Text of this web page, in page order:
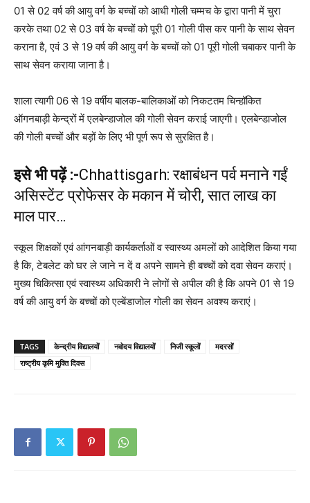
01 से 02 वर्ष की आयु वर्ग के बच्चों को आधी गोली चम्मच के द्वारा पानी में चुरा
करके तथा 02 से 03 वर्ष के बच्चों को पूरी 01 गोली पीस कर पानी के साथ सेवन
कराना है, एवं 3 से 19 वर्ष की आयु वर्ग के बच्चों को 01 पूरी गोली चबाकर पानी के
साथ सेवन कराया जाना है।
शाला त्यागी 06 से 19 वर्षीय बालक-बालिकाओं को निकटतम चिन्हॉकित
ऑगनबाड़ी केन्द्रों में एलबेन्डाजोल की गोली सेवन कराई जाएगी। एलबेन्डाजोल
की गोली बच्चों और बड़ों के लिए भी पूर्ण रूप से सुरक्षित है।
इसे भी पढ़ें :-Chhattisgarh: रक्षाबंधन पर्व मनाने गईं
असिस्टेंट प्रोफेसर के मकान में चोरी, सात लाख का
माल पार…
स्कूल शिक्षकों एवं आंगनबाड़ी कार्यकर्ताओं व स्वास्थ्य अमलों को आदेशित किया गया
है कि, टेबलेट को घर ले जाने न दें व अपने सामने ही बच्चों को दवा सेवन कराएं।
मुख्य चिकित्सा एवं स्वास्थ्य अधिकारी ने लोगों से अपील की है कि अपने 01 से 19
वर्ष की आयु वर्ग के बच्चों को एल्बेंडाजोल गोली का सेवन अवश्य कराएं।
TAGS केन्द्रीय विद्यालयों नवोदय विद्यालयों निजी स्कूलों
मदरसों
राष्ट्रीय कृमि मुक्ति दिवस